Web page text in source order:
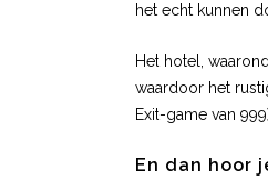
het echt kunnen
Het hotel,
waardoor het
Exit-game van
En dan hoor